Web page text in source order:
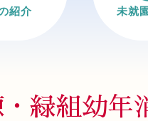
紹介 未就
緑組幼年